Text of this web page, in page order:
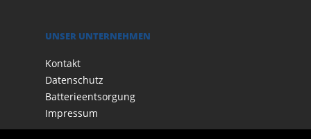
UNSER UNTERNEHMEN
Kontakt
Datenschutz
Batterieentsorgung
Impressum